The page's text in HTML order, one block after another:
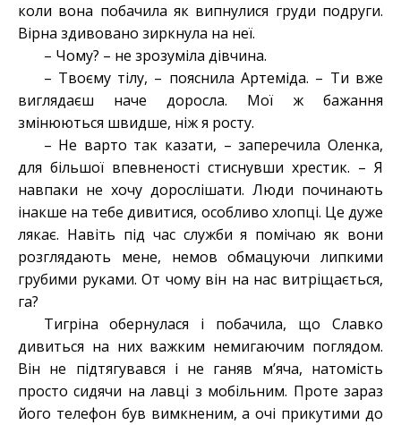
коли вона побачила як випнулися груди подруги.
Вірна здивовано зиркнула на неї.
– Чому? – не зрозуміла дівчина.
– Твоєму тілу, – пояснила Артеміда. – Ти вже
виглядаєш наче доросла. Мої ж бажання
змінюються швидше, ніж я росту.
– Не варто так казати, – заперечила Оленка,
для більшої впевненості стиснувши хрестик. – Я
навпаки не хочу дорослішати. Люди починають
інакше на тебе дивитися, особливо хлопці. Це дуже
лякає. Навіть під час служби я помічаю як вони
розглядають мене, немов обмацуючи липкими
грубими руками. От чому він на нас витріщається,
га?
Тигріна обернулася і побачила, що Славко
дивиться на них важким немигаючим поглядом.
Він не підтягувався і не ганяв м’яча, натомість
просто сидячи на лавці з мобільним. Проте зараз
його телефон був вимкненим, а очі прикутими до